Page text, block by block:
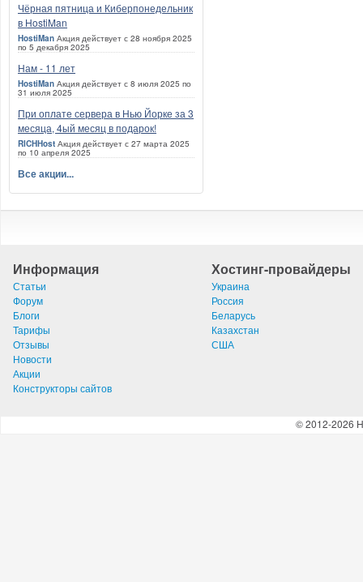
Чёрная пятница и Киберпонедельник
в HostiMan
HostiMan Акция действует с 28 ноября 2025
по 5 декабря 2025
Нам - 11 лет
HostiMan Акция действует с 8 июля 2025 по
31 июля 2025
При оплате сервера в Нью Йорке за 3
месяца, 4ый месяц в подарок!
RICHHost Акция действует с 27 марта 2025
по 10 апреля 2025
Все акции...
Информация
Статьи
Форум
Блоги
Тарифы
Отзывы
Новости
Акции
Конструкторы сайтов
Хостинг-провайдеры
Украина
Россия
Беларусь
Казахстан
США
© 2012-2026